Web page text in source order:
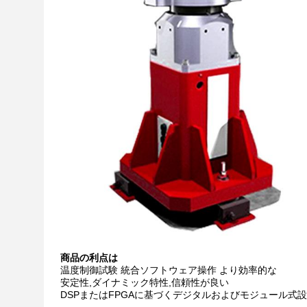
商品の利点は
温度制御試験 統合ソフトウェア操作 より効率的な
安定性,ダイナミック特性,信頼性が良い
DSPまたはFPGAに基づくデジタルおよびモジュール式